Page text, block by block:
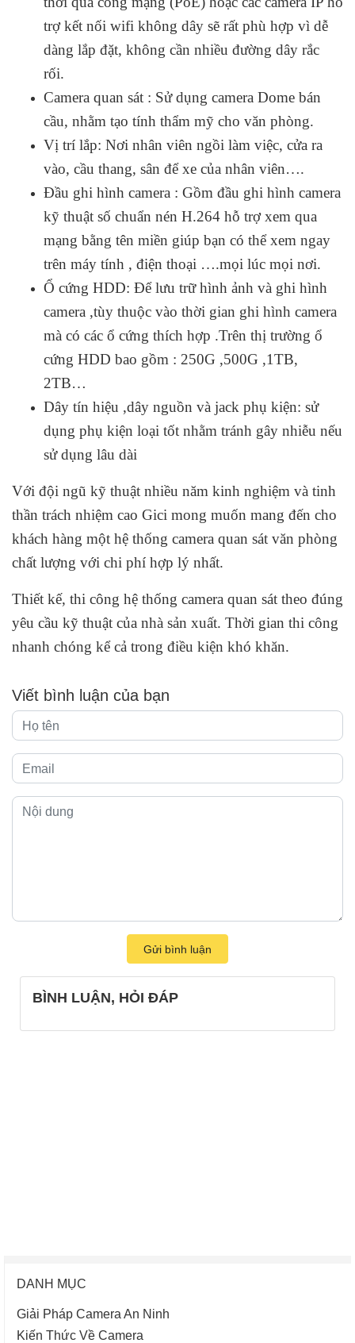
trợ kết nối wifi không dây sẽ rất phù hợp vì dễ
dàng lắp đặt, không cần nhiều đường dây rắc
rối.
Camera quan sát : Sử dụng camera Dome bán
cầu, nhằm tạo tính thẩm mỹ cho văn phòng.
Vị trí lắp: Nơi nhân viên ngồi làm việc, cửa ra
vào, cầu thang, sân để xe của nhân viên….
Đầu ghi hình camera : Gồm đầu ghi hình camera
kỹ thuật số chuẩn nén H.264 hỗ trợ xem qua
mạng bằng tên miền giúp bạn có thể xem ngay
trên máy tính , điện thoại ….mọi lúc mọi nơi.
Ổ cứng HDD: Để lưu trữ hình ảnh và ghi hình
camera ,tùy thuộc vào thời gian ghi hình camera
mà có các ổ cứng thích hợp .Trên thị trường ổ
cứng HDD bao gồm : 250G ,500G ,1TB,
2TB…
Dây tín hiệu ,dây nguồn và jack phụ kiện: sử
dụng phụ kiện loại tốt nhằm tránh gây nhiễu nếu
sử dụng lâu dài
Với đội ngũ kỹ thuật nhiều năm kinh nghiệm và tinh
thần trách nhiệm cao Gici mong muốn mang đến cho
khách hàng một hệ thống camera quan sát văn phòng
chất lượng với chi phí hợp lý nhất.
Thiết kế, thi công hệ thống camera quan sát theo đúng
yêu cầu kỹ thuật của nhà sản xuất. Thời gian thi công
nhanh chóng kể cả trong điều kiện khó khăn.
Viết bình luận của bạn
Gửi bình luận
BÌNH LUẬN, HỎI ĐÁP
DANH MỤC
Giải Pháp Camera An Ninh
Kiến Thức Về Camera